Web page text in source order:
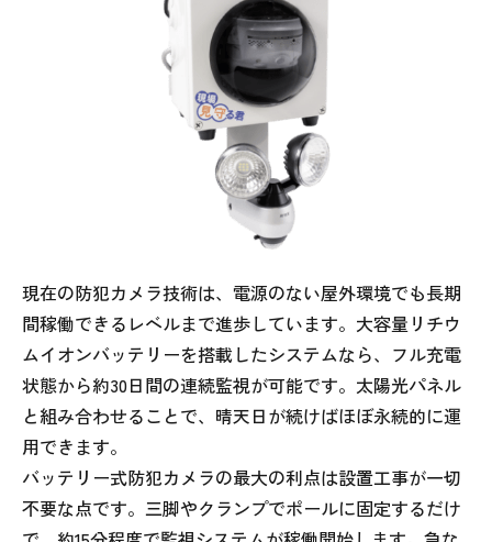
現在の防犯カメラ技術は、電源のない屋外環境でも長期
間稼働できるレベルまで進歩しています。大容量リチウ
ムイオンバッテリーを搭載したシステムなら、フル充電
状態から約30日間の連続監視が可能です。太陽光パネル
と組み合わせることで、晴天日が続けばほぼ永続的に運
用できます。
バッテリー式防犯カメラの最大の利点は設置工事が一切
不要な点です。三脚やクランプでポールに固定するだけ